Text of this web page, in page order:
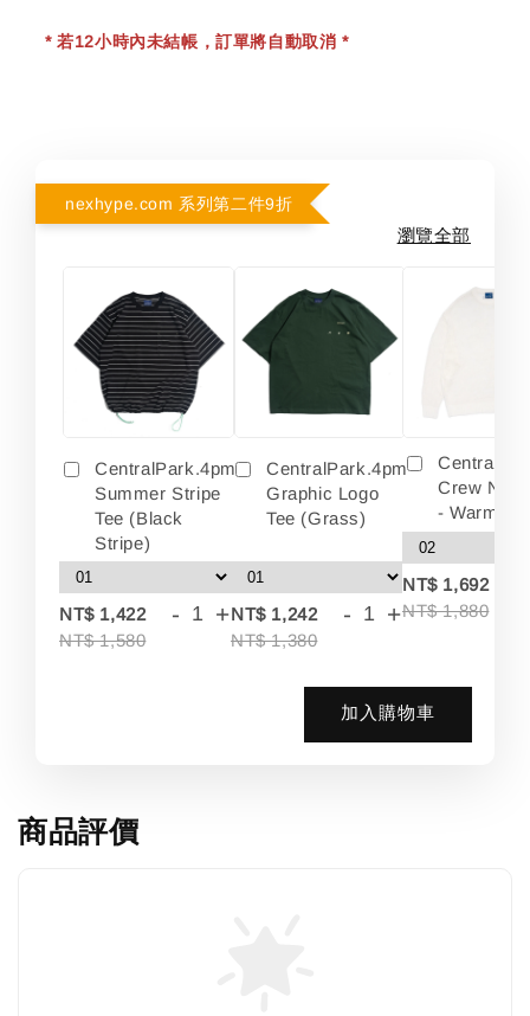
* 若12小時內未結帳，訂單將自動取消 *
nexhype.com 系列第二件9折
瀏覽全部
CentralPark.4pm
Summer Stripe
Tee (Black
Stripe)
NT$ 1,422
NT$ 1,580
- +
CentralPark.4pm
Graphic Logo
Tee (Grass)
NT$ 1,242
NT$ 1,380
- +
Crew
- Warm
NT$ 1,692
NT$ 1,880
加入購物車
商品評價